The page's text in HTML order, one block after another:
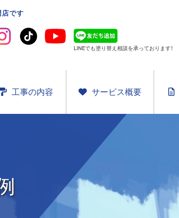
店です
LINEでも塗り替え相談を承っております！
工事の内容 サービス概要